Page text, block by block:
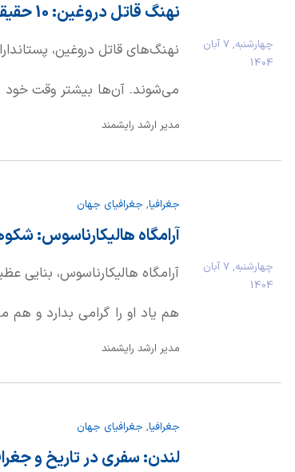
پراکسید تولید می‌کنند.
چهارشنبه, 7 آبان
1404
نهنگ قاتل دروغین: 10 حقیقت شگفت‌انگیز درباره این دلفین مرموز
نهنگ‌های قاتل دروغین،
می‌شوند. آن‌ها بیشتر وقت خود
واقعی صورت گرفته است.
می‌روند.
مدیر ارشد رایشمند
چهارشنبه, 7 آبان
1404
جغرافیا, جغرافیای جهان
آرامگاه هالیکارناسوس:
آرامگاه هالیکارناسوس، بنایی
قبل از میلاد، همسرش
سپرده شدند.
مدیر ارشد رایشمند
جغرافیا, جغرافیای جهان
لندن: سفری در تاریخ و